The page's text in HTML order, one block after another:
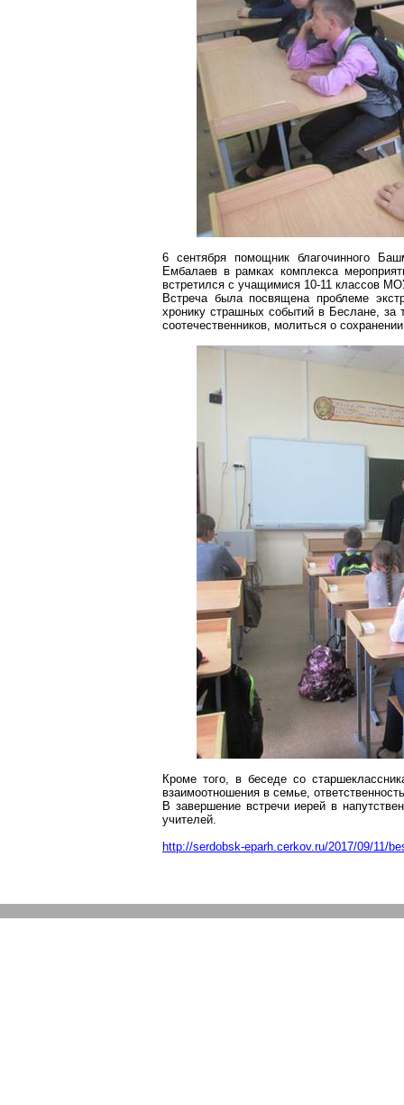
6 сентября помощник благочинного
Ембалаев в рамках комплекса
встретился с учащимися 10-11 классов
Встреча была посвящена проблеме
хронику страшных событий в Беслане, за
соотечественников, молиться о
Кроме того, в беседе со
взаимоотношения в семье,
В завершение встречи иерей в
учителей.
http://serdobsk-eparh.cerkov.ru/2017/09/11/